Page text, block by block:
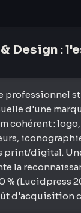
Design:
professionnel
d'une
cohérent :
print/digital.
la
% (Lucidpress
d'acquisition